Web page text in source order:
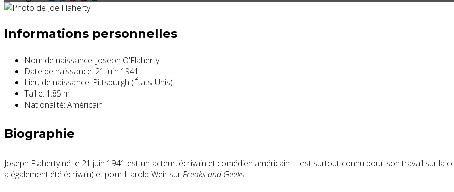
Informations personnelles
Nom de naissance: Joseph O'Flaherty
Date de naissance: 21 juin 1941
Lieu de naissance: Pittsburgh (États-Unis)
Taille: 1.85 m
Nationalité: Américain
Biographie
Joseph Flaherty né le 21 juin 1941 est un acteur, écrivain et comédien américain. Il est surtout connu pour son travail sur la
a également été écrivain) et pour Harold Weir surFreaks and Geeks.